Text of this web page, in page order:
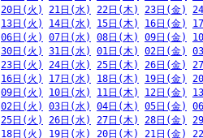
20日(火) 21日(水) 22日(木) 23日(金)
13日(火) 14日(水) 15日(木) 16日(金)
06日(火) 07日(水) 08日(木) 09日(金)
30日(火) 31日(水) 01日(木) 02日(金)
23日(火) 24日(水) 25日(木) 26日(金)
16日(火) 17日(水) 18日(木) 19日(金)
09日(火) 10日(水) 11日(木) 12日(金)
02日(火) 03日(水) 04日(木) 05日(金)
25日(火) 26日(水) 27日(木) 28日(金)
18日(火) 19日(水) 20日(木) 21日(金)